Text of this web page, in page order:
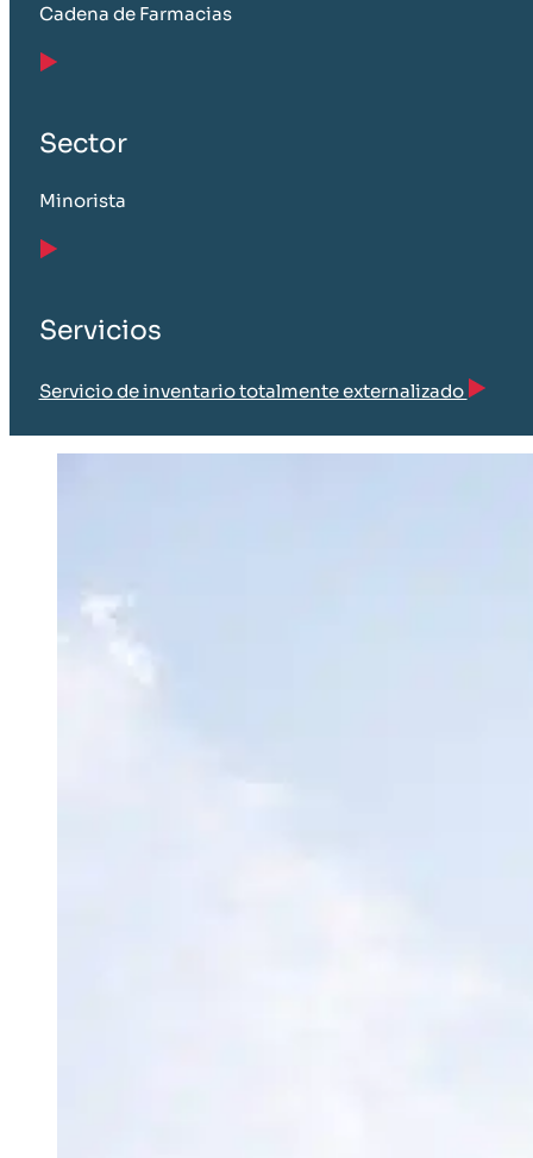
Cadena de Farmacias
Sector
Minorista
Servicios
Servicio de inventario totalmente externalizado